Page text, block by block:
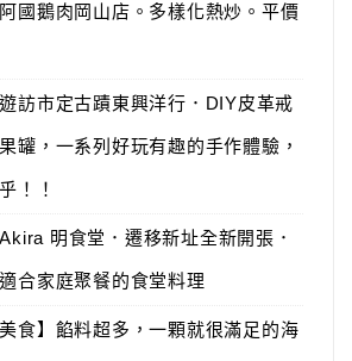
國鵝肉岡山店。多樣化熱炒。平價
訪市定古蹟東興洋行．DIY皮革戒
罐，一系列好玩有趣的手作體驗，
！！
明食堂．遷移新址全新開張．
合家庭聚餐的食堂料理
食】餡料超多，一顆就很滿足的海